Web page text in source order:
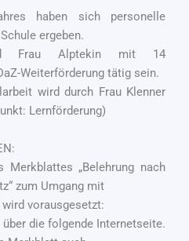
haben sich personelle
ergeben.
Frau Alptekin mit 14
Weiterförderung tätig sein.
wird durch Frau Klenner
Lernförderung)
Merkblattes „Belehrung nach
zum Umgang mit
vorausgesetzt:
die folgende Internetseite.